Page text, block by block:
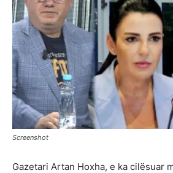
Screenshot
Gazetari Artan Hoxha, e ka cilësuar